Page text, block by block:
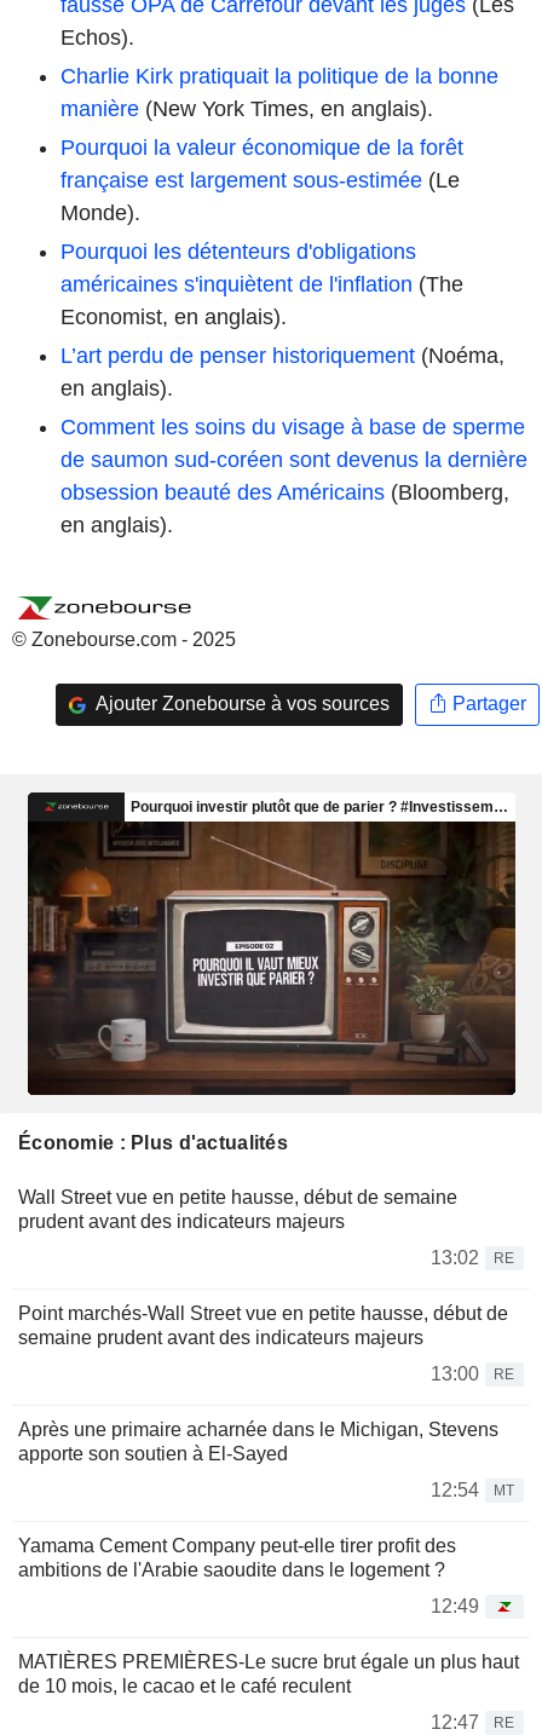
Echos).
Charlie Kirk pratiquait la politique de la bonne
manière (New York Times, en anglais).
Pourquoi la valeur économique de la forêt
française est largement sous-estimée (Le
Monde).
Pourquoi les détenteurs d'obligations
américaines s'inquiètent de l'inflation (The
Economist, en anglais).
L’art perdu de penser historiquement (Noéma,
en anglais).
Comment les soins du visage à base de sperme
de saumon sud-coréen sont devenus la dernière
obsession beauté des Américains (Bloomberg,
en anglais).
© Zonebourse.com - 2025
Ajouter Zonebourse à vos sources Partager
Économie : Plus d'actualités
Wall Street vue en petite hausse, début de semaine
prudent avant des indicateurs majeurs
13:02
RE
Point marchés-Wall Street vue en petite hausse, début de
semaine prudent avant des indicateurs majeurs
13:00
RE
Après une primaire acharnée dans le Michigan, Stevens
apporte son soutien à El-Sayed
12:54
MT
Yamama Cement Company peut-elle tirer profit des
ambitions de l'Arabie saoudite dans le logement ?
12:49
MATIÈRES PREMIÈRES-Le sucre brut égale un plus haut
de 10 mois, le cacao et le café reculent
12:47
RE